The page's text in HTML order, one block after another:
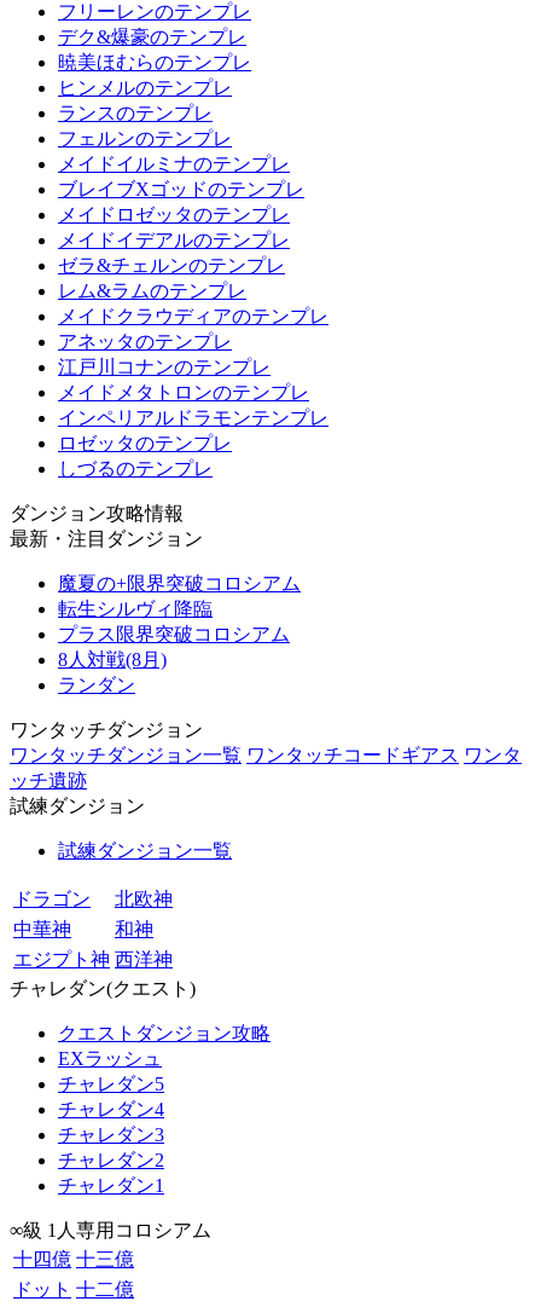
フリーレンのテンプレ
デク&爆豪のテンプレ
暁美ほむらのテンプレ
ヒンメルのテンプレ
ランスのテンプレ
フェルンのテンプレ
メイドイルミナのテンプレ
ブレイブXゴッドのテンプレ
メイドロゼッタのテンプレ
メイドイデアルのテンプレ
ゼラ&チェルンのテンプレ
レム&ラムのテンプレ
メイドクラウディアのテンプレ
アネッタのテンプレ
江戸川コナンのテンプレ
メイドメタトロンのテンプレ
インペリアルドラモンテンプレ
ロゼッタのテンプレ
しづるのテンプレ
ダンジョン攻略情報
最新・注目ダンジョン
魔夏の+限界突破コロシアム
転生シルヴィ降臨
プラス限界突破コロシアム
8人対戦(8月)
ランダン
ワンタッチダンジョン
ワンタッチダンジョン一覧 ワンタッチコードギアス ワンタ
ッチ遺跡
試練ダンジョン
試練ダンジョン一覧
ドラゴン
北欧神
中華神
和神
エジプト神 西洋神
チャレダン(クエスト)
クエストダンジョン攻略
EXラッシュ
チャレダン5
チャレダン4
チャレダン3
チャレダン2
チャレダン1
∞級 1人専用コロシアム
十四億 十三億
ドット 十二億